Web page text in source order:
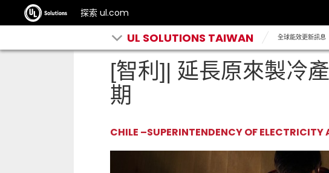
探索 ul.com
UL SOLUTIONS TAIWAN 全球能效更新訊息
[智利]| 延長原來製冷
期
CHILE –SUPERINTENDENCY OF ELECTRICITY